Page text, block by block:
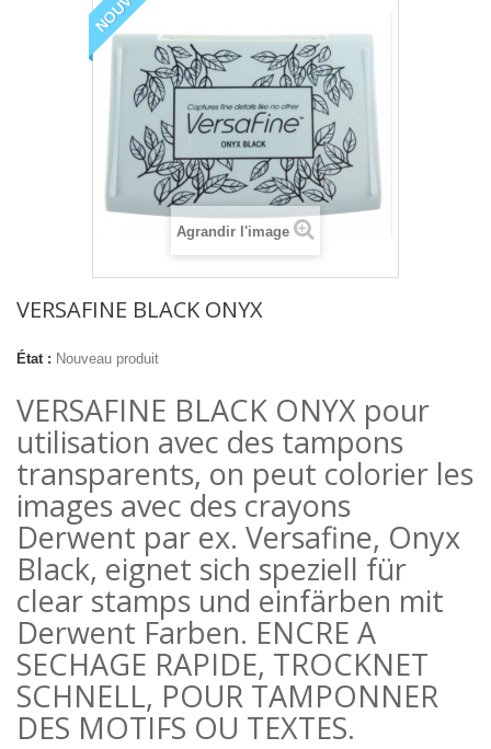
Agrandir l'image
VERSAFINE BLACK ONYX
État : Nouveau produit
VERSAFINE BLACK ONYX pour
utilisation avec des tampons
transparents, on peut colorier les
images avec des crayons
Derwent par ex. Versafine, Onyx
Black, eignet sich speziell für
clear stamps und einfärben mit
Derwent Farben. ENCRE A
SECHAGE RAPIDE, TROCKNET
SCHNELL, POUR TAMPONNER
DES MOTIFS OU TEXTES.